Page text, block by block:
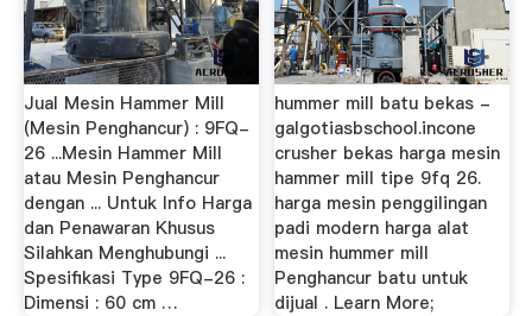
Jual Mesin Hammer Mill
(Mesin Penghancur) : 9FQ-
26 ...Mesin Hammer Mill
atau Mesin Penghancur
dengan ... Untuk Info Harga
dan Penawaran Khusus
Silahkan Menghubungi ...
Spesifikasi Type 9FQ-26 :
Dimensi : 60 cm …
hummer mill batu bekas -
galgotiasbschool.incone
crusher bekas harga mesin
hammer mill tipe 9fq 26.
harga mesin penggilingan
padi modern harga alat
mesin hummer mill
Penghancur batu untuk
dijual . Learn More;